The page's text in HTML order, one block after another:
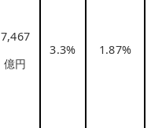
7,467
億円
3.3% 1.87%